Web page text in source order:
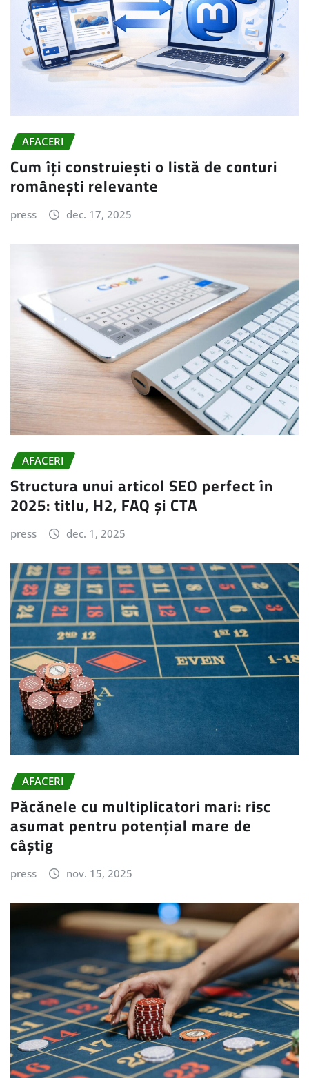
AFACERI
Cum îți construiești o listă de conturi
românești relevante
press dec. 17, 2025
AFACERI
Structura unui articol SEO perfect în
2025: titlu, H2, FAQ și CTA
press dec. 1, 2025
AFACERI
Păcănele cu multiplicatori mari: risc
asumat pentru potențial mare de
câștig
press nov. 15, 2025